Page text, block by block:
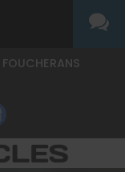
FOUCHERANS